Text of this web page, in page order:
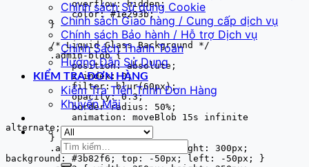
Chính sách Sử dụng Cookie
Chính sách Giao hàng / Cung cấp dịch vụ
Chính sách Bảo hành / Hỗ trợ Dịch vụ
Chính Sách Thanh Toán
Hướng Dẫn Sử Dụng
KIỂM TRA ĐƠN HÀNG
Kiểm Tra Tiến Trình Đơn Hàng
Khuyến Mãi
Tìm
kiếm:
            overflow: hidden;
            color: #1e293b;
        }
            position: absolute;
            z-index: 0;
            filter: blur(60px);
            opacity: 0.3;
            border-radius: 50%;
            animation: moveBlob 15s infinite
alternate;
        }
background: #3b82f6; top: -50px; left: -50px; }